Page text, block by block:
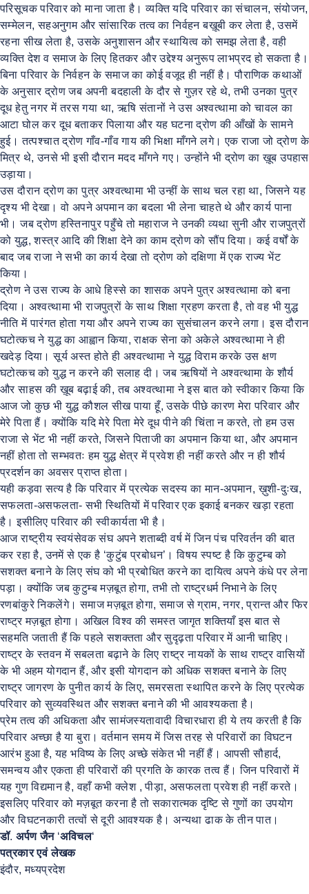
परिसूचक परिवार को माना जाता है। व्यक्ति यदि परिवार का संचालन, संयोजन,
सम्मेलन, सहअनुगम और सांसारिक तत्व का निर्वहन बख़ूबी कर लेता है, उसमें
रहना सीख लेता है, उसके अनुशासन और स्थायित्व को समझ लेता है, वही
व्यक्ति देश व समाज के लिए हितकर और उद्देश्य अनुरूप लाभप्रद हो सकता है।
बिना परिवार के निर्वहन के समाज का कोई वजूद ही नहीं है। पौराणिक कथाओं
के अनुसार द्रोण जब अपनी बदहाली के दौर से गुज़र रहे थे, तभी उनका पुत्र
दूध हेतु नगर में तरस गया था, ऋषि संतानों ने उस अश्वत्थामा को चावल का
आटा घोल कर दूध बताकर पिलाया और यह घटना द्रोण की आँखों के सामने
हुई। तत्पश्चात द्रोण गाँव-गाँव गाय की भिक्षा माँगने लगे। एक राजा जो द्रोण के
मित्र थे, उनसे भी इसी दौरान मदद माँगने गए। उन्होंने भी द्रोण का ख़ूब उपहास
उड़ाया।
उस दौरान द्रोण का पुत्र अश्वत्थामा भी उन्हीं के साथ चल रहा था, जिसने यह
दृश्य भी देखा। वो अपने अपमान का बदला भी लेना चाहते थे और कार्य पाना
भी। जब द्रोण हस्तिनापुर पहुँचे तो महाराज ने उनकी व्यथा सुनी और राजपुत्रों
को युद्ध, शस्त्र आदि की शिक्षा देने का काम द्रोण को सौंप दिया। कई वर्षों के
बाद जब राजा ने सभी का कार्य देखा तो द्रोण को दक्षिणा में एक राज्य भेंट
किया।
द्रोण ने उस राज्य के आधे हिस्से का शासक अपने पुत्र अश्वत्थामा को बना
दिया। अश्वत्थामा भी राजपुत्रों के साथ शिक्षा ग्रहण करता है, तो वह भी युद्ध
नीति में पारंगत होता गया और अपने राज्य का सुसंचालन करने लगा। इस दौरान
घटोत्कच ने युद्ध का आह्वान किया, राक्षक सेना को अकेले अश्वत्थामा ने ही
खदेड़ दिया। सूर्य अस्त होते ही अश्वत्थामा ने युद्ध विराम करके उस क्षण
घटोत्कच को युद्ध न करने की सलाह दी। जब ऋषियों ने अश्वत्थामा के शौर्य
और साहस की ख़ूब बढ़ाई की, तब अश्वत्थामा ने इस बात को स्वीकार किया कि
आज जो कुछ भी युद्ध कौशल सीख पाया हूँ, उसके पीछे कारण मेरा परिवार और
मेरे पिता हैं। क्योंकि यदि मेरे पिता मेरे दूध पीने की चिंता न करते, तो हम उस
राजा से भेंट भी नहीं करते, जिसने पिताजी का अपमान किया था, और अपमान
नहीं होता तो सम्भवतः हम युद्ध क्षेत्र में प्रवेश ही नहीं करते और न ही शौर्य
प्रदर्शन का अवसर प्राप्त होता।
यही कड़वा सत्य है कि परिवार में प्रत्येक सदस्य का मान-अपमान, ख़ुशी-दुःख,
सफलता-असफलता- सभी स्थितियों में परिवार एक इकाई बनकर खड़ा रहता
है। इसीलिए परिवार की स्वीकार्यता भी है।
आज राष्ट्रीय स्वयंसेवक संघ अपने शताब्दी वर्ष में जिन पंच परिवर्तन की बात
कर रहा है, उनमें से एक है ‘कुटुंब प्रबोधन’। विषय स्पष्ट है कि कुटुम्ब को
सशक्त बनाने के लिए संघ को भी प्रबोधित करने का दायित्व अपने कंधे पर लेना
पड़ा। क्योंकि जब कुटुम्ब मज़बूत होगा, तभी तो राष्ट्रधर्म निभाने के लिए
रणबांकुरे निकलेंगे। समाज मज़बूत होगा, समाज से ग्राम, नगर, प्रान्त और फिर
राष्ट्र मज़बूत होगा। अखिल विश्व की समस्त जागृत शक्तियाँ इस बात से
सहमति जताती हैं कि पहले सशक्तता और सुदृढ़ता परिवार में आनी चाहिए।
राष्ट्र के स्तवन में सबलता बढ़ाने के लिए राष्ट्र नायकों के साथ राष्ट्र वासियों
के भी अहम योगदान हैं, और इसी योगदान को अधिक सशक्त बनाने के लिए
राष्ट्र जागरण के पुनीत कार्य के लिए, समरसता स्थापित करने के लिए प्रत्येक
परिवार को सुव्यवस्थित और सशक्त बनाने की भी आवश्यकता है।
प्रेम तत्व की अधिकता और सामंजस्यतावादी विचारधारा ही ये तय करती है कि
परिवार अच्छा है या बुरा। वर्तमान समय में जिस तरह से परिवारों का विघटन
आरंभ हुआ है, यह भविष्य के लिए अच्छे संकेत भी नहीं हैं। आपसी सौहार्द,
समन्वय और एकता ही परिवारों की प्रगति के कारक तत्व हैं। जिन परिवारों में
यह गुण विद्यमान है, वहाँ कभी क्लेश , पीड़ा, असफलता प्रवेश ही नहीं करते।
इसलिए परिवार को मज़बूत करना है तो सकारात्मक दृष्टि से गुणों का उपयोग
और विघटनकारी तत्वों से दूरी आवश्यक है। अन्यथा ढाक के तीन पात।
डॉ.अर्पण जैन‘अविचल‘
पत्रकार एवं लेखक
इंदौर, मध्यप्रदेश